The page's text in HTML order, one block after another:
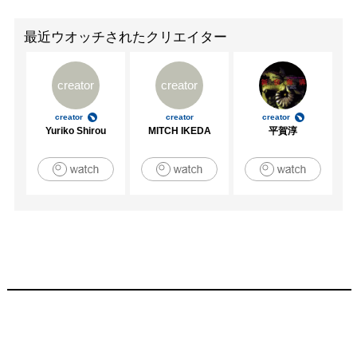
最近ウオッチされたクリエイター
creator
creator
Yuriko Shirou
creator
creator
MITCH IKEDA
creator
平賀淳